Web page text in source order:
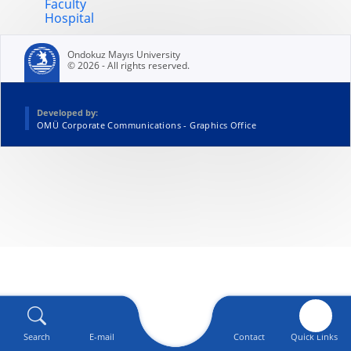
Search E-mail Contact Quick Links
Faculty
Hospital
Ondokuz Mayıs University
© 2026 - All rights reserved.
Developed by:
OMÜ Corporate Communications - Graphics Office